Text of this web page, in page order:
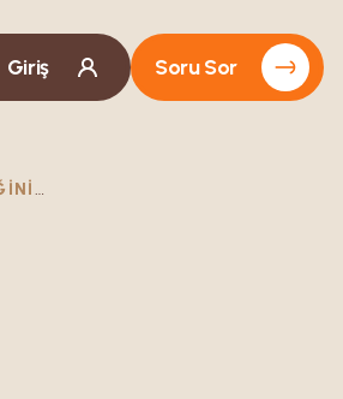
Giriş Soru Sor
DOĞUMDAN SONRA KENDINIZI ÇEKICI HISSETMENIZIN 10 YOLU, ÇÜNKÜ ÇEKICILIĞINIZ SONSUZA KADAR YOK OLMADI